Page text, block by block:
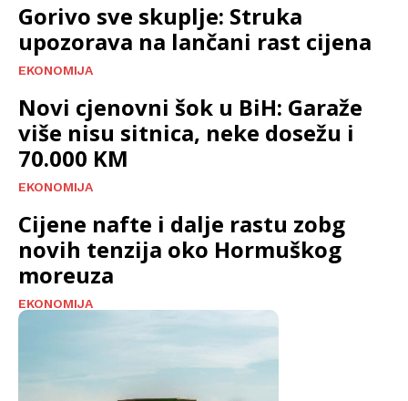
Gorivo sve skuplje: Struka
upozorava na lančani rast cijena
EKONOMIJA
Novi cjenovni šok u BiH: Garaže
više nisu sitnica, neke dosežu i
70.000 KM
EKONOMIJA
Cijene nafte i dalje rastu zobg
novih tenzija oko Hormuškog
moreuza
EKONOMIJA